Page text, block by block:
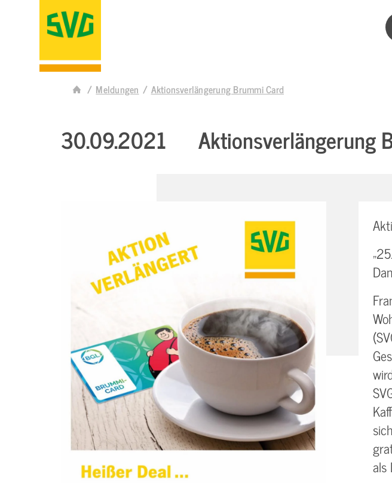
Meldungen Aktionsverlängerung Brummi Card
30.09.2021 Aktionsverlängerung
als